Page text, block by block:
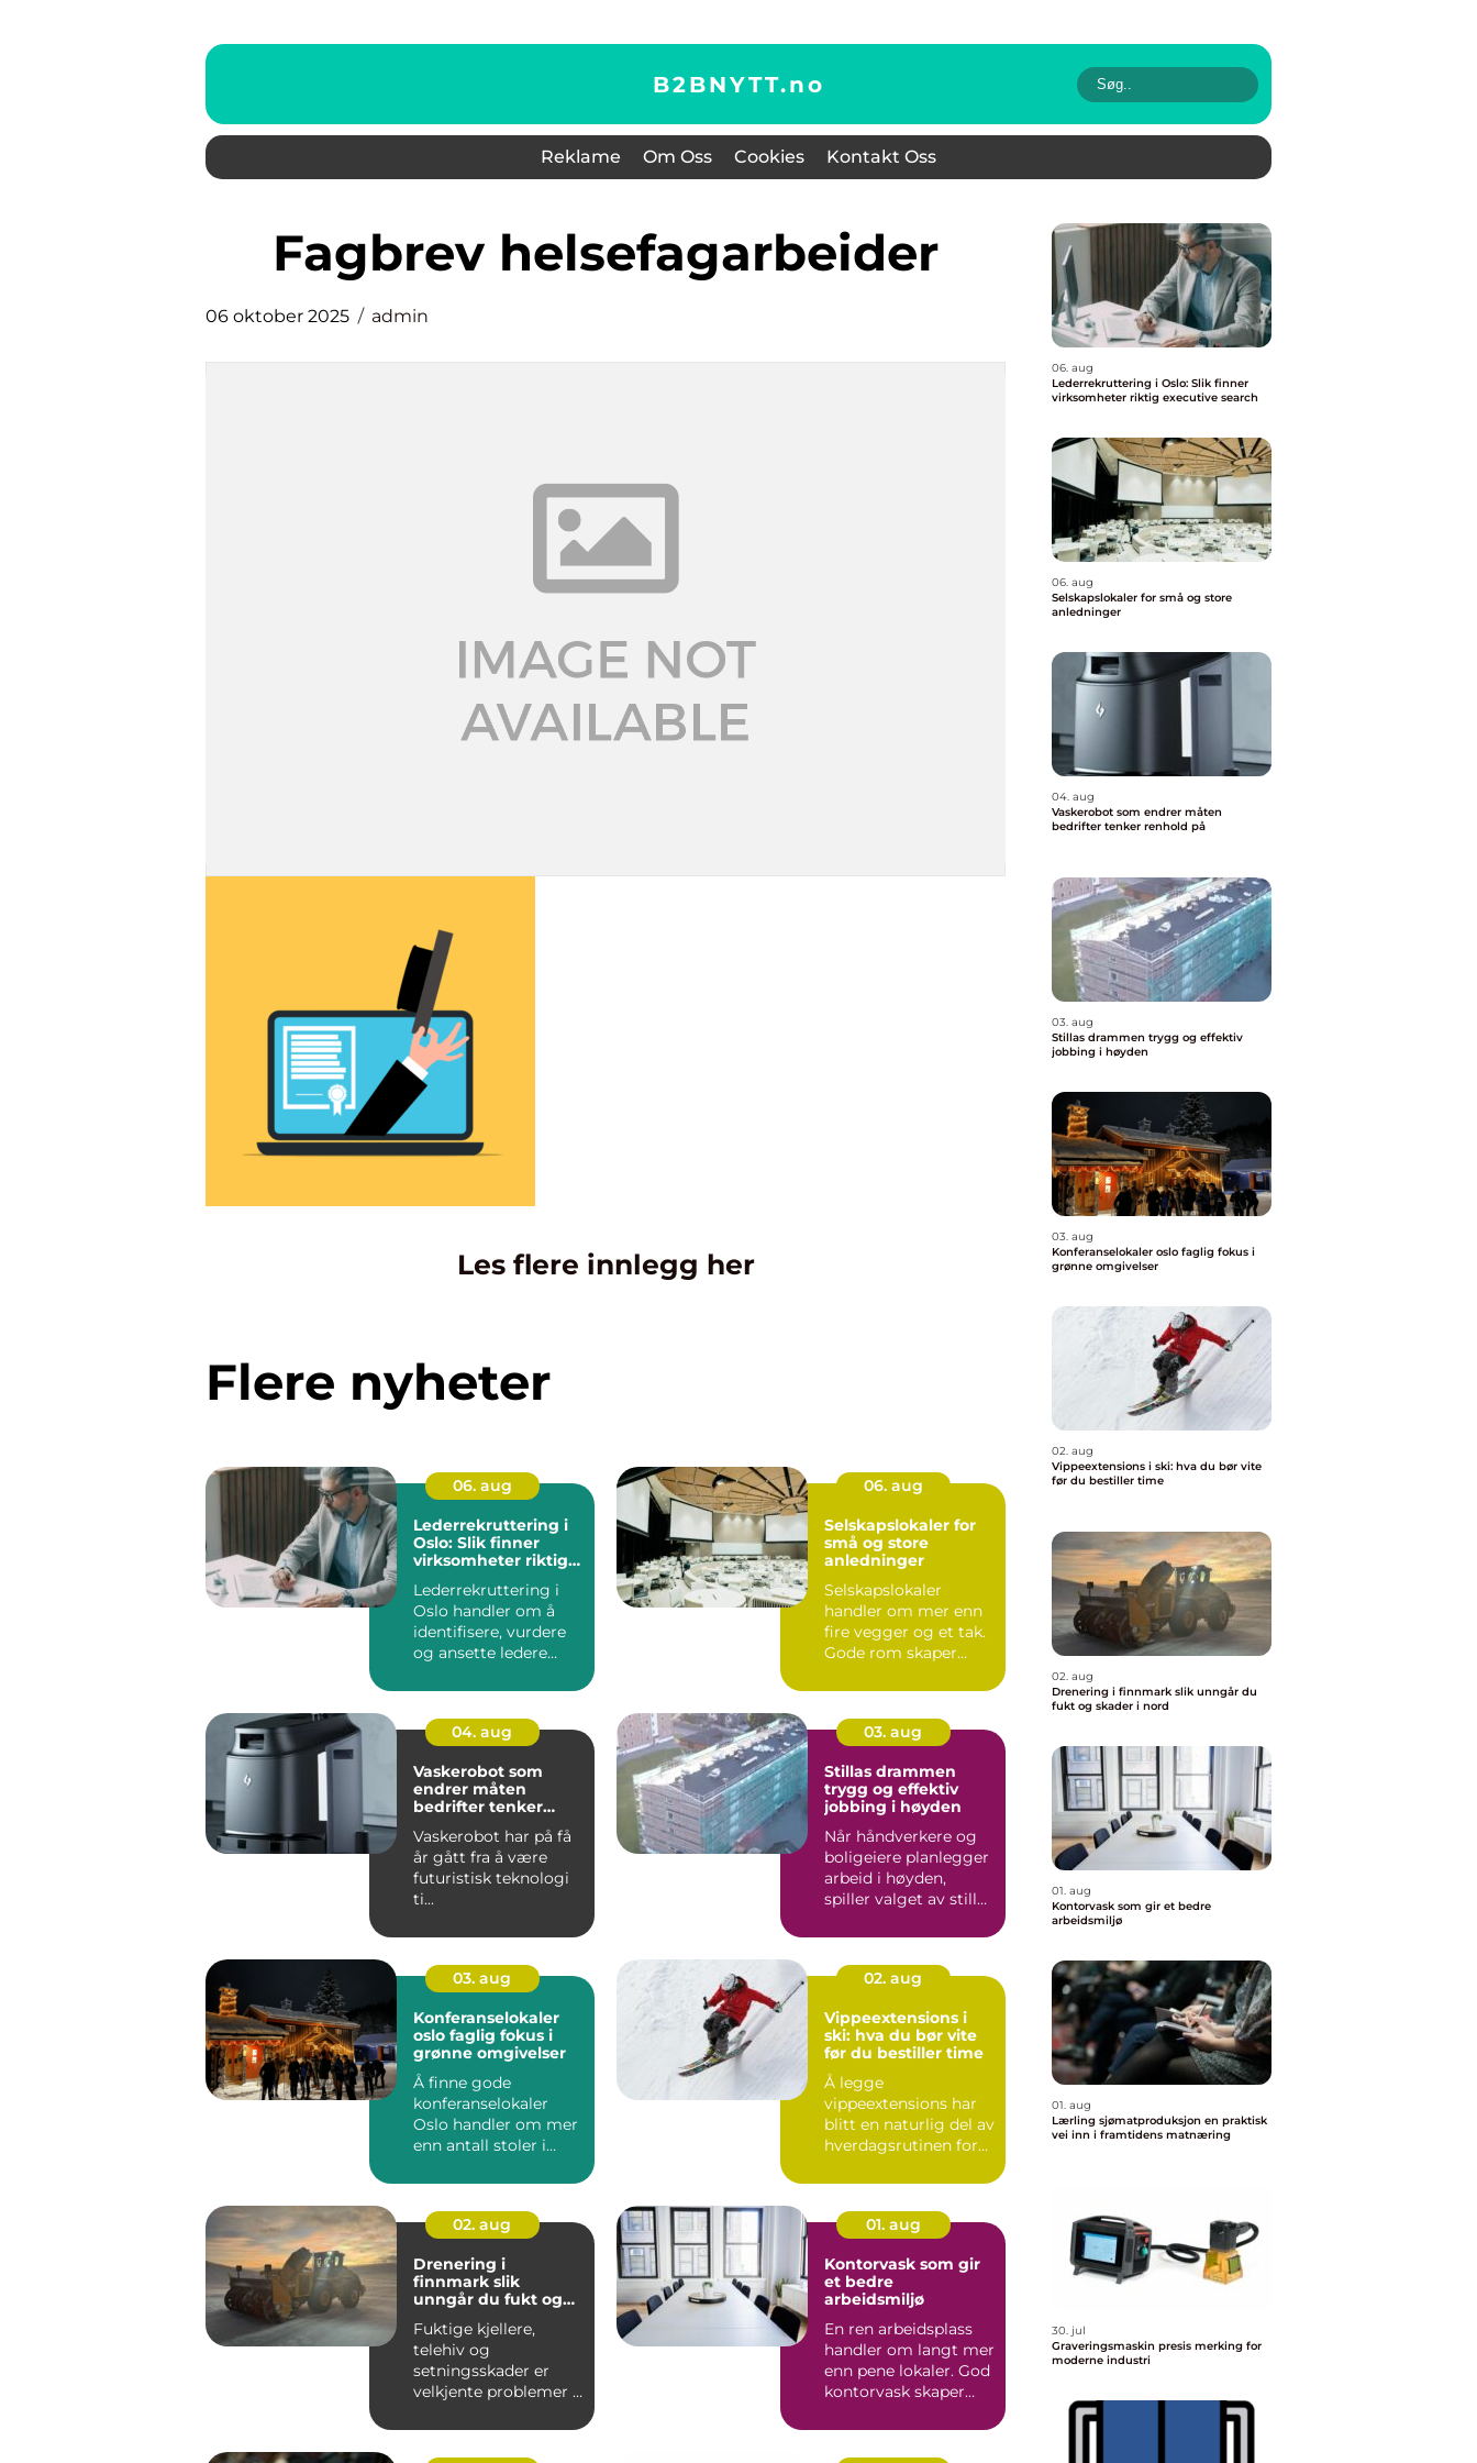
B2BNYTT.no
Reklame Om Oss Cookies Kontakt Oss
fagbrev helsefagarbeider
06 oktober 2025 admin
Les flere innlegg her
Flere nyheter
06. aug
Lederrekruttering i
Oslo: Slik finner
virksomheter riktig
Lederrekruttering i
Oslo handler om å
identifisere, vurdere
og ansette ledere
06. aug
Selskapslokaler for
små og store
anledninger
Selskapslokaler
handler om mer enn
fire vegger og et tak.
Gode rom skaper
øyebli...
04. aug
Vaskerobot som
endrer måten
bedrifter tenker
Vaskerobot har på få
år gått fra å være
futuristisk teknologi
ti...
03. aug
Stillas drammen
trygg og effektiv
jobbing i høyden
Når håndverkere og
boligeiere planlegger
arbeid i høyden,
spiller valget av stillas
03. aug
Konferanselokaler
oslo faglig fokus i
grønne omgivelser
Å finne gode
konferanselokaler
Oslo handler om mer
enn antall stoler i
bedrifter ønske...
02. aug
Vippeextensions i
ski: hva du bør vite
før du bestiller time
Å legge
vippeextensions har
blitt en naturlig del av
hverdagsrutinen for
våkne...
02. aug
Drenering i
finnmark slik
unngår du fukt og
Fuktige kjellere,
telehiv og
setningsskader er
velkjente problemer i
med mye snø, ...
01. aug
Kontorvask som gir
et bedre
arbeidsmiljø
En ren arbeidsplass
handler om langt mer
enn pene lokaler. God
kontorvask skaper
06. aug
Lederrekruttering i Oslo: Slik finner
virksomheter riktig executive search
06. aug
Selskapslokaler for små og store
anledninger
04. aug
Vaskerobot som endrer måten
bedrifter tenker renhold på
03. aug
Stillas drammen trygg og effektiv
jobbing i høyden
03. aug
Konferanselokaler oslo faglig fokus i
grønne omgivelser
02. aug
Vippeextensions i ski: hva du bør vite
før du bestiller time
02. aug
Drenering i finnmark slik unngår du
fukt og skader i nord
01. aug
Kontorvask som gir et bedre
arbeidsmiljø
01. aug
Lærling sjømatproduksjon en praktisk
vei inn i framtidens matnæring
30. jul
Graveringsmaskin presis merking for
moderne industri